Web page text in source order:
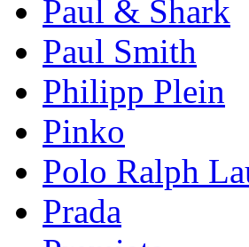
Paul & Shark
Paul Smith
Philipp Plein
Pinkо
Polo Ralph
Prada